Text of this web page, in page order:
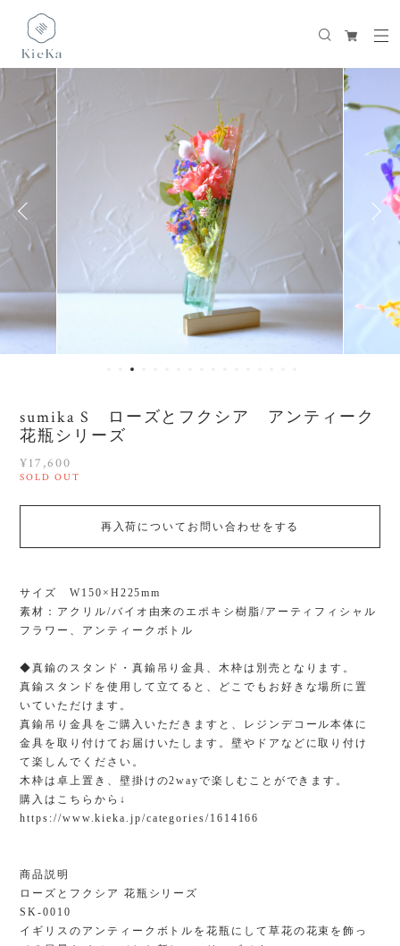
sumika S ローズとフクシア アンティーク
花瓶シリーズ
¥17,600
SOLD OUT
再入荷についてお問い合わせをする
サイズ W150×H225mm
素材：アクリル/バイオ由来のエポキシ樹脂/アーティフィシャル
フラワー、アンティークボトル
◆真鍮のスタンド・真鍮吊り金具、木枠は別売となります。
真鍮スタンドを使用して立てると、どこでもお好きな場所に置
いていただけます。
真鍮吊り金具をご購入いただきますと、レジンデコール本体に
金具を取り付けてお届けいたします。壁やドアなどに取り付け
て楽しんでください。
木枠は卓上置き、壁掛けの2wayで楽しむことができます。
購入はこちらから↓
https://www.kieka.jp/categories/1614166
商品説明
ローズとフクシア 花瓶シリーズ
SK-0010
イギリスのアンティークボトルを花瓶にして草花の花束を飾っ